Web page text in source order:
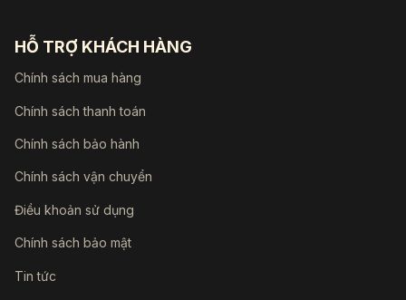
HỖ TRỢ KHÁCH HÀNG
Chính sách mua hàng
Chính sách thanh toán
Chính sách bảo hành
Chính sách vận chuyển
Điều khoản sử dụng
Chính sách bảo mật
Tin tức